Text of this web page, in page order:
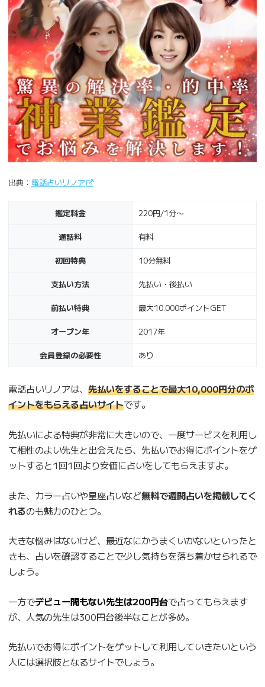
出典： 電話占いリノア
鑑定料金 220円/1分〜
通話料 有料
初回特典 10分無料
支払い方法 先払い・後払い
前払い特典 最大10.000ポイントGET
オープン年 2017年
会員登録の必要性 あり
電話占いリノアは、 先払いをすることで最大10,000円分のポ
イントをもらえる占いサイトです。
先払いによる特典が非常に大きいので、一度サービスを利用し
て相性のよい先生と出会えたら、先払いでお得にポイントをゲ
ットすると1回1回より安価に占いをしてもらえますよ。
また、カラー占いや星座占いなど無料で週間占いを掲載してく
れるのも魅力のひとつ。
大きな悩みはないけど、最近なにかうまくいかないといったと
きも、占いを確認することで少し気持ちを落ち着かせられるで
しょう。
一方でデビュー間もない先生は200円台で占ってもらえます
が、人気の先生は300円台後半なことが多め。
先払いでお得にポイントをゲットして利用していきたいという
人には選択肢となるサイトでしょう。